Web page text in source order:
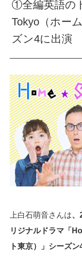
①全編英語の
Tokyo（ホー
ズン4に出演
上白石萌音さんは、
リジナルドラマ「
ト東京）」シーズン